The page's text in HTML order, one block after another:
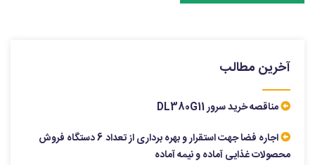
آخرین مطالب
مناقصه خرید سرور DL380G11
اجاره فضا جهت استقرار و بهره برداری از تعداد 6 دستگاه فروش
محصولات غذایی آماده و نیمه آماده